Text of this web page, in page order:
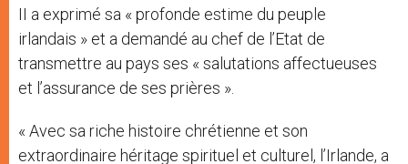
II a exprimé sa « profonde estime du peuple
irlandais » et a demandé au chef de l’Etat de
transmettre au pays ses « salutations affectueuses
et l’assurance de ses prières ».
« Avec sa riche histoire chrétienne et son
extraordinaire héritage spirituel et culturel, l’Irlande, a